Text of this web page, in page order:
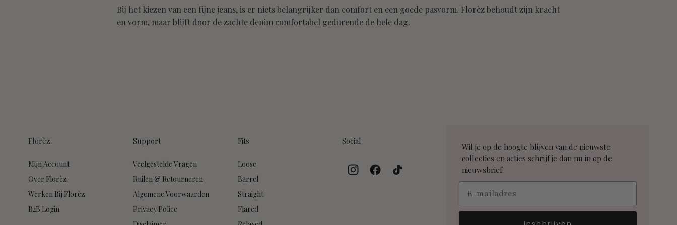
Bij het kiezen van een fijne jeans, is er niets belangrijker dan comfort en een goede pasvorm. Florèz behoudt zijn kracht
en vorm, maar blijft door de zachte denim comfortabel gedurende de hele dag.
Florèz
Mijn Account
Over Florèz
Werken Bij Florèz
B2B Login
Support
Veelgestelde Vragen
Ruilen & Retourneren
Algemene Voorwaarden
Privacy Police
Fits
Loose
Barrel
Straight
Flared
Social
Wil je op de hoogte blijven van de nieuwste
collecties en acties schrijf je dan nu in op de
nieuwsbrief.